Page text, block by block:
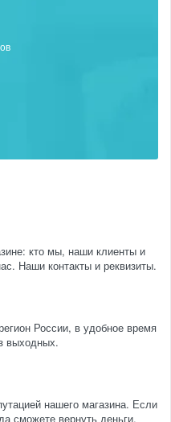
кто мы, наши клиенты и
Наши контакты и реквизиты.
России, в удобное время
выходных.
нашего магазина. Если
сможете вернуть деньги.